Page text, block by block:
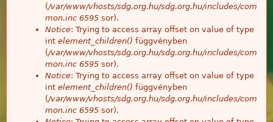
(/var/www/vhosts/sdg.org.hu/sdg.org.hu/includes/com
mon.inc 6595 sor).
Notice: Trying to access array offset on value of type
int element_children() függvényben
(/var/www/vhosts/sdg.org.hu/sdg.org.hu/includes/com
mon.inc 6595 sor).
Notice: Trying to access array offset on value of type
int element_children() függvényben
(/var/www/vhosts/sdg.org.hu/sdg.org.hu/includes/com
mon.inc 6595 sor).